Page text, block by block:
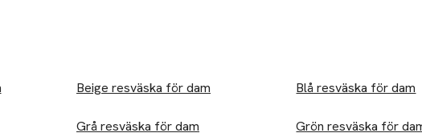
Beige resväska för dam Blå resväska för dam
Grå resväska för dam Grön resväska för